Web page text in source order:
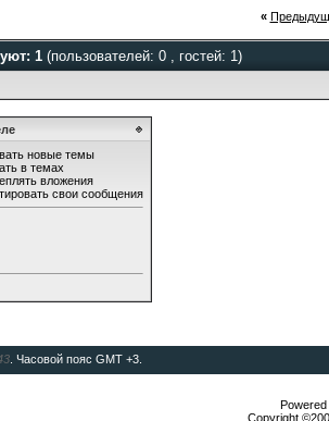
«
1 (пользователей: 0 , гостей: 1)
новые темы
в темах
вложения
свои сообщения
. Часовой пояс GMT +3.
Copyright